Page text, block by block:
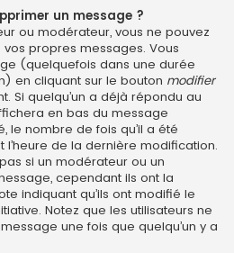
un message ?
ou modérateur, vous ne pouvez
propres messages. Vous
(quelquefois dans une durée
en cliquant sur le bouton modifier
Si quelqu’un a déjà répondu au
en bas du message
le nombre de fois qu’il a été
de la dernière modification.
si un modérateur ou un
cependant ils ont la
indiquant qu’ils ont modifié le
Notez que les utilisateurs ne
une fois que quelqu’un y a